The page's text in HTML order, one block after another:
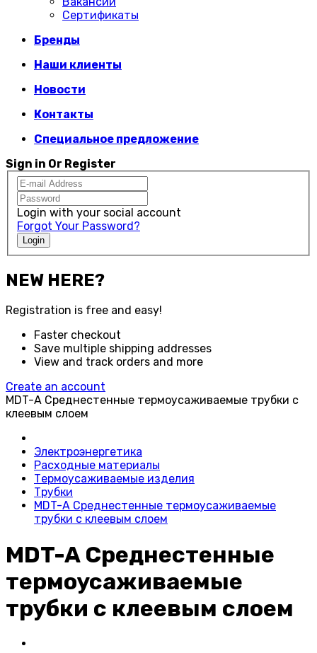
Сертификаты
Бренды
Наши клиенты
Новости
Контакты
Специальное предложение
Sign in Or Register
Login with your social account
Forgot Your Password?
Login
NEW HERE?
Registration is free and easy!
Faster checkout
Save multiple shipping addresses
View and track orders and more
Create an account
MDT-A Среднестенные термоусаживаемые трубки с
клеевым слоем
Электроэнергетика
Расходные материалы
Термоусаживаемые изделия
Трубки
MDT-A Среднестенные термоусаживаемые
трубки с клеевым слоем
MDT-A Среднестенные
термоусаживаемые
трубки с клеевым слоем